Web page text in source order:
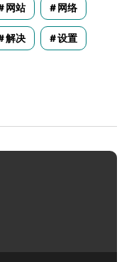
网站 网络
解决 设置